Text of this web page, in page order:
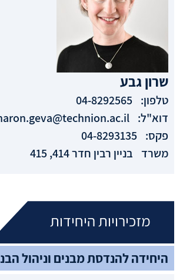
שרוןגבע
טלפון: 04-8292565
דוא"ל:
פקס:
משרד
בניין רבין חדר 414, 415
מזכירויות היחידות
היחידה להנדסת מבנים וניהול